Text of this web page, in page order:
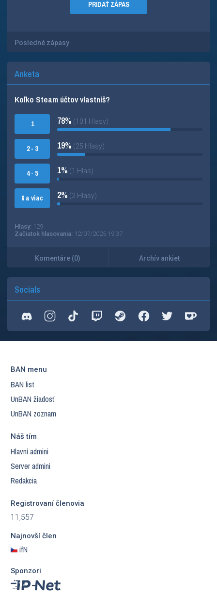
PRIDAŤ ZÁPAS
Posledné zápasy
Anketa
Koľko Steam účtov vlastníš?
1
2 - 3
4 - 5
6 a viac
78% (101 Hlasy)
19% (25 Hlasy)
1% (1 Hlas)
2% (2 Hlasy)
Hlasy: 129
Začiatok hlasovania: 12/07/2025 19:37
Komentáre (0) Archív ankiet
Socials
BAN menu
BAN list
UnBAN žiadosť
UnBAN zoznam
Náš tím
Hlavní admini
Server admini
Redakcia
Registrovaní členovia
11,557
Najnovší člen
ifN
Sponzori